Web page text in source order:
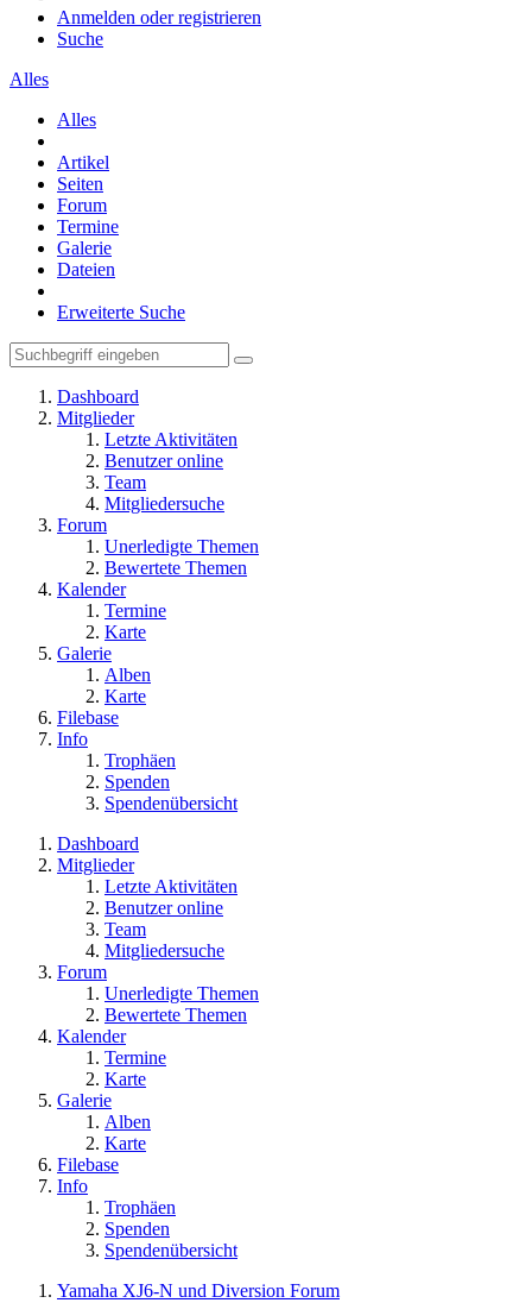
Anmelden oder registrieren
Suche
Alles
Alles
Artikel
Seiten
Forum
Termine
Galerie
Dateien
Erweiterte Suche
Dashboard
Mitglieder
Letzte Aktivitäten
Benutzer online
Team
Mitgliedersuche
Forum
Unerledigte Themen
Bewertete Themen
Kalender
Termine
Karte
Galerie
Alben
Karte
Filebase
Info
Trophäen
Spenden
Spendenübersicht
Dashboard
Mitglieder
Letzte Aktivitäten
Benutzer online
Team
Mitgliedersuche
Forum
Unerledigte Themen
Bewertete Themen
Kalender
Termine
Karte
Galerie
Alben
Karte
Filebase
Info
Trophäen
Spenden
Spendenübersicht
Yamaha XJ6-N und Diversion Forum